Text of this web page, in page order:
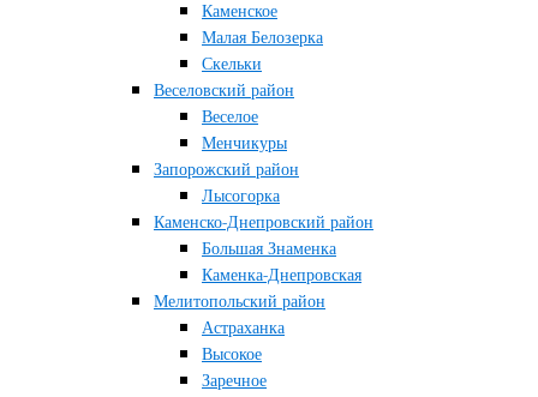
Каменское
Малая Белозерка
Скельки
Веселовский район
Веселое
Менчикуры
Запорожский район
Лысогорка
Каменско-Днепровский район
Большая Знаменка
Каменка-Днепровская
Мелитопольский район
Астраханка
Высокое
Заречное